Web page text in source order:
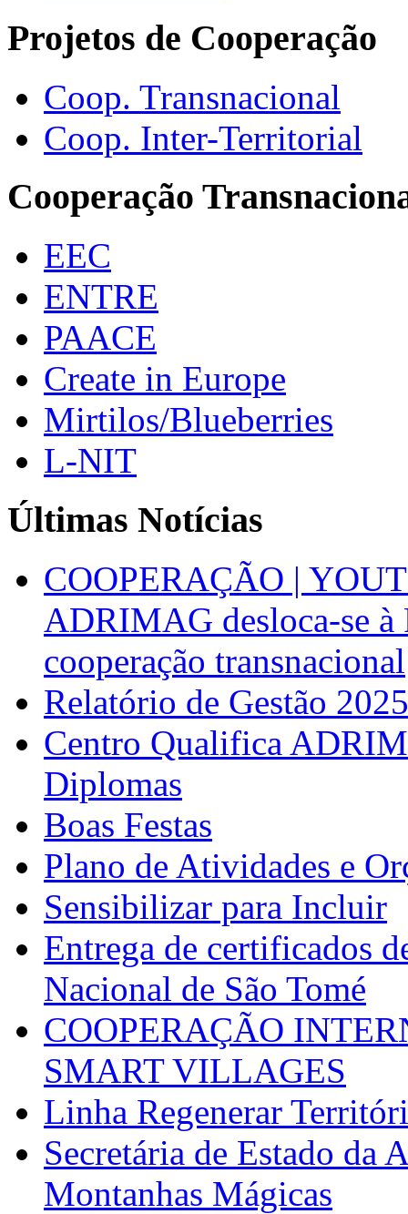
Projetos de Cooperação
Coop. Transnacional
Coop. Inter-Territorial
Cooperação
EEC
ENTRE
PAACE
Create in Europe
Mirtilos/Blueberries
L-NIT
Últimas Notícias
COOPERAÇÃO |
ADRIMAG desloca-se
cooperação transnacional
Relatório de Gestão 2025
Centro Qualifica
Diplomas
Boas Festas
Plano de Atividades e
Sensibilizar para Incluir
Entrega de certificados
Nacional de São Tomé
COOPERAÇÃO
SMART VILLAGES
Linha Regenerar
Secretária de Estado da
Montanhas Mágicas